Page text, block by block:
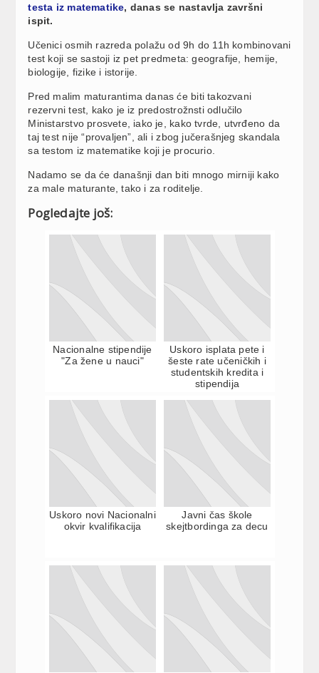
testa iz matematike, danas se nastavlja završni
ispit.
Učenici osmih razreda polažu od 9h do 11h kombinovani
test koji se sastoji iz pet predmeta: geografije, hemije,
biologije, fizike i istorije.
Pred malim maturantima danas će biti takozvani
rezervni test, kako je iz predostrožnsti odlučilo
Ministarstvo prosvete, iako je, kako tvrde, utvrđeno da
taj test nije “provaljen”, ali i zbog jučerašnjeg skandala
sa testom iz matematike koji je procurio.
Nadamo se da će današnji dan biti mnogo mirniji kako
za male maturante, tako i za roditelje.
Pogledajte još:
Nacionalne stipendije
"Za žene u nauci"
Uskoro isplata pete i
šeste rate učeničkih i
studentskih kredita i
stipendija
Uskoro novi Nacionalni
okvir kvalifikacija
Javni čas škole
skejtbordinga za decu